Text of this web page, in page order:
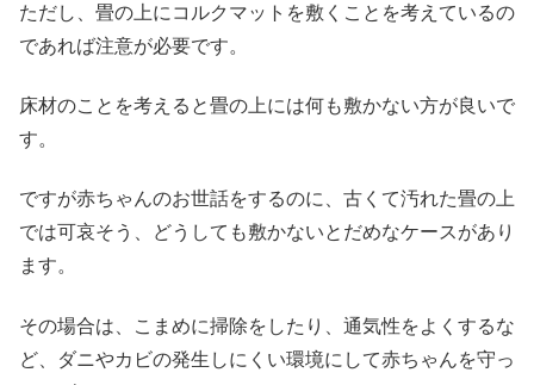
ただし、畳の上にコルクマットを敷くことを考えているの
であれば注意が必要です。
床材のことを考えると畳の上には何も敷かない方が良いで
す。
ですが赤ちゃんのお世話をするのに、古くて汚れた畳の上
では可哀そう、どうしても敷かないとだめなケースがあり
ます。
その場合は、こまめに掃除をしたり、通気性をよくするな
ど、ダニやカビの発生しにくい環境にして赤ちゃんを守っ